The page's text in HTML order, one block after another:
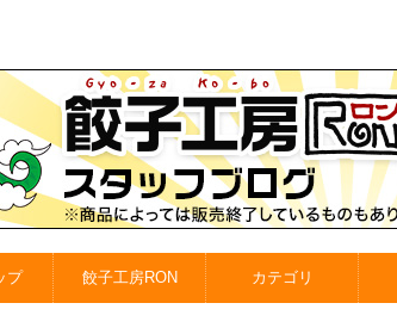
プ 餃子工房RON カテゴリ